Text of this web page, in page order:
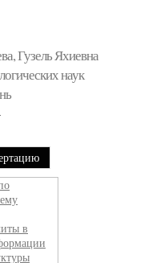
Гузель Яхиевна
наук